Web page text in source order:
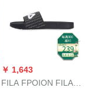
￥ 1,643
FILA FPOION FILA男